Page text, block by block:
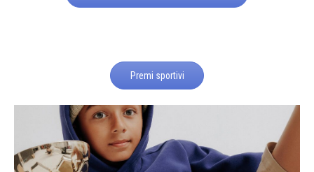
Premi sportivi